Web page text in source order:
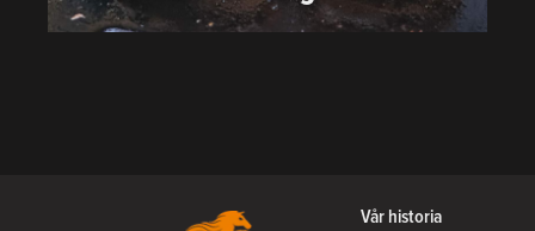
Vår historia